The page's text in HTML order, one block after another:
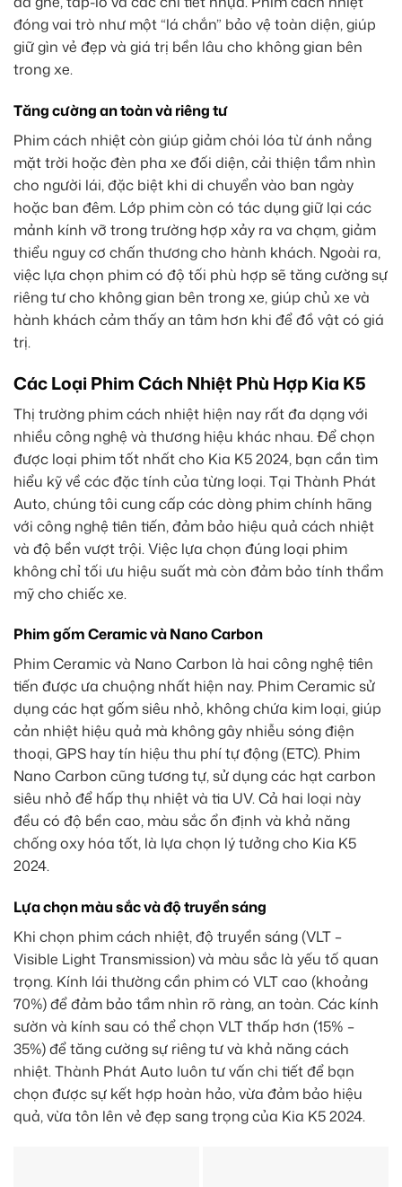
đóng vai trò như một “lá chắn” bảo vệ toàn diện, giúp
giữ gìn vẻ đẹp và giá trị bền lâu cho không gian bên
trong xe.
Tăng cường an toàn và riêng tư
Phim cách nhiệt còn giúp giảm chói lóa từ ánh nắng
mặt trời hoặc đèn pha xe đối diện, cải thiện tầm nhìn
cho người lái, đặc biệt khi di chuyển vào ban ngày
hoặc ban đêm. Lớp phim còn có tác dụng giữ lại các
mảnh kính vỡ trong trường hợp xảy ra va chạm, giảm
thiểu nguy cơ chấn thương cho hành khách. Ngoài ra,
việc lựa chọn phim có độ tối phù hợp sẽ tăng cường sự
riêng tư cho không gian bên trong xe, giúp chủ xe và
hành khách cảm thấy an tâm hơn khi để đồ vật có giá
trị.
Các Loại Phim Cách Nhiệt Phù Hợp Kia K5
Thị trường phim cách nhiệt hiện nay rất đa dạng với
nhiều công nghệ và thương hiệu khác nhau. Để chọn
được loại phim tốt nhất cho Kia K5 2024, bạn cần tìm
hiểu kỹ về các đặc tính của từng loại. Tại Thành Phát
Auto, chúng tôi cung cấp các dòng phim chính hãng
với công nghệ tiên tiến, đảm bảo hiệu quả cách nhiệt
và độ bền vượt trội. Việc lựa chọn đúng loại phim
không chỉ tối ưu hiệu suất mà còn đảm bảo tính thẩm
mỹ cho chiếc xe.
Phim gốm Ceramic và Nano Carbon
Phim Ceramic và Nano Carbon là hai công nghệ tiên
tiến được ưa chuộng nhất hiện nay. Phim Ceramic sử
dụng các hạt gốm siêu nhỏ, không chứa kim loại, giúp
cản nhiệt hiệu quả mà không gây nhiễu sóng điện
thoại, GPS hay tín hiệu thu phí tự động (ETC). Phim
Nano Carbon cũng tương tự, sử dụng các hạt carbon
siêu nhỏ để hấp thụ nhiệt và tia UV. Cả hai loại này
đều có độ bền cao, màu sắc ổn định và khả năng
chống oxy hóa tốt, là lựa chọn lý tưởng cho Kia K5
2024.
Lựa chọn màu sắc và độ truyền sáng
Khi chọn phim cách nhiệt, độ truyền sáng (VLT –
Visible Light Transmission) và màu sắc là yếu tố quan
trọng. Kính lái thường cần phim có VLT cao (khoảng
70%) để đảm bảo tầm nhìn rõ ràng, an toàn. Các kính
sườn và kính sau có thể chọn VLT thấp hơn (15% –
35%) để tăng cường sự riêng tư và khả năng cách
nhiệt. Thành Phát Auto luôn tư vấn chi tiết để bạn
chọn được sự kết hợp hoàn hảo, vừa đảm bảo hiệu
quả, vừa tôn lên vẻ đẹp sang trọng của Kia K5 2024.